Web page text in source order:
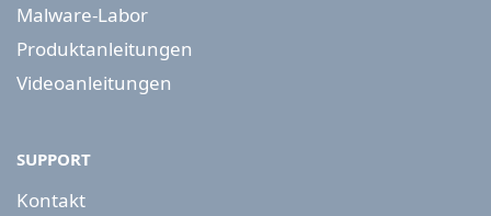
Malware-Labor
Produktanleitungen
Videoanleitungen
SUPPORT
Kontakt